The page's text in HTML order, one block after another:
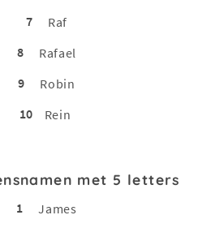
7
Raf
8
Rafael
9
Robin
10
Rein
met 5 letters
1 James